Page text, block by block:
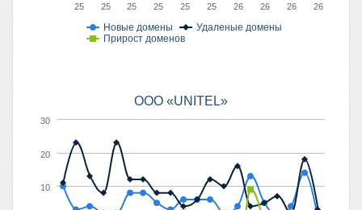
Новые домены
Удаленые домены
Прирост доменов
25 25 25 25 25 25 26 26 26 26
OOO «UNITEL»
10
20
30